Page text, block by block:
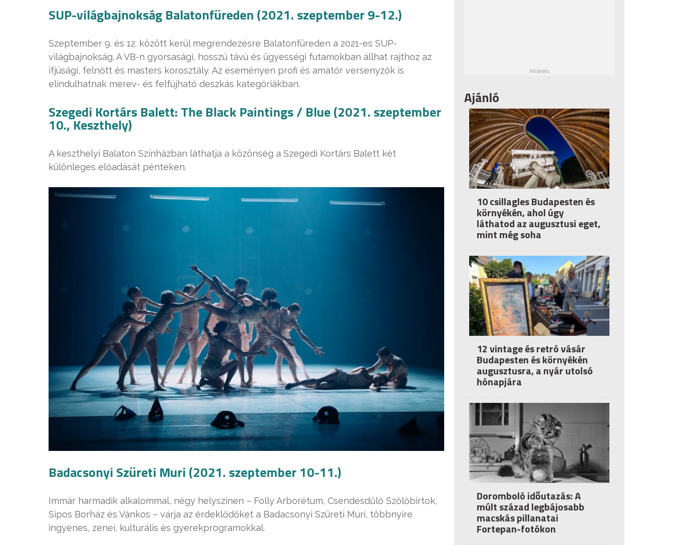
SUP-világbajnokság Balatonfüreden (2021. szeptember 9-12.)
Szeptember 9. és 12. között kerül megrendezésre Balatonfüreden a 2021-es SUP-
világbajnokság. A VB-n gyorsasági, hosszú távú és ügyességi futamokban állhat rajthoz az
ifjúsági, felnőtt és masters korosztály. Az eseményen profi és amatőr versenyzők is
elindulhatnak merev- és felfújható deszkás kategóriákban.
Szegedi Kortárs Balett: The Black Paintings / Blue (2021. szeptember
10., Keszthely)
A keszthelyi Balaton Színházban láthatja a közönség a Szegedi Kortárs Balett két
különleges előadását pénteken.
Badacsonyi Szüreti Muri (2021. szeptember 10-11.)
Immár harmadik alkalommal, négy helyszínen – Folly Arborétum, Csendesdűlő Szőlőbirtok,
Sipos Borház és Vánkos – várja az érdeklődőket a Badacsonyi Szüreti Muri, többnyire
ingyenes, zenei, kulturális és gyerekprogramokkal.
Ajánló
10 csillagles Budapesten és
környékén, ahol úgy
láthatod az augusztusi eget,
mint még soha
12 vintage és retró vásár
Budapesten és környékén
augusztusra, a nyár utolsó
hónapjára
Doromboló időutazás: A
múlt század legbájosabb
macskás pillanatai
Fortepan-fotókon